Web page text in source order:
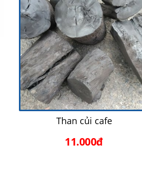
Than củi cafe
11.000đ